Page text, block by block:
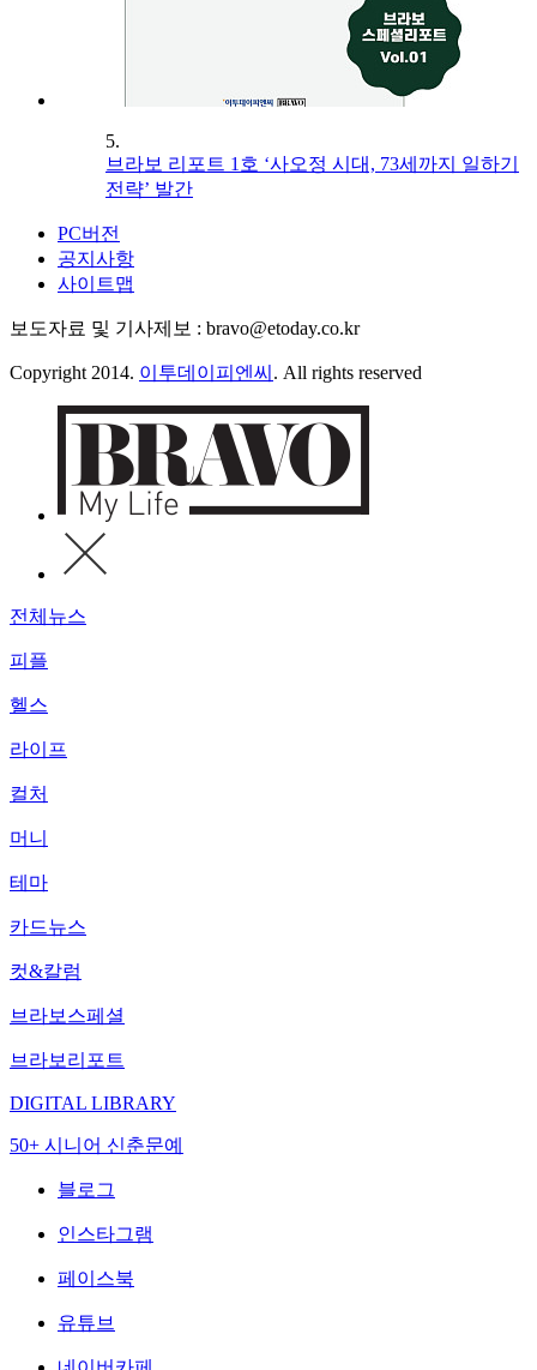
5.
브라보 리포트 1호 ‘사오정 시대, 73세까지 일하기
전략’ 발간
PC버전
공지사항
사이트맵
보도자료 및 기사제보 : bravo@etoday.co.kr
Copyright 2014. 이투데이피엔씨 . All rights reserved
전체뉴스
피플
헬스
라이프
컬처
머니
테마
카드뉴스
컷&칼럼
브라보스페셜
브라보리포트
DIGITAL LIBRARY
50+ 시니어 신춘문예
블로그
인스타그램
페이스북
유튜브